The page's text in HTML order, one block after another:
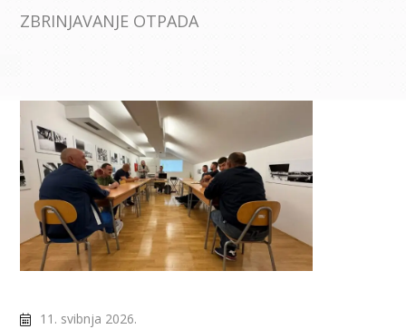
ZBRINJAVANJE OTPADA
11. svibnja 2026.